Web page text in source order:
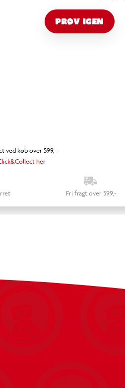
PRØV IGEN
ved køb over 599,-
her
Fri fragt over 599,-